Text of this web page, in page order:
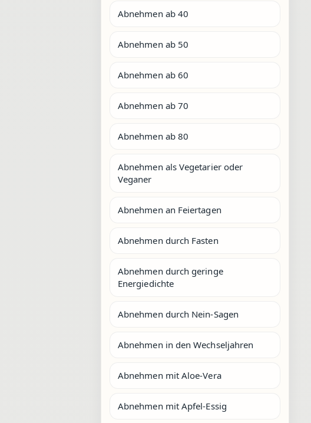
Abnehmen ab 40
Abnehmen ab 50
Abnehmen ab 60
Abnehmen ab 70
Abnehmen ab 80
Abnehmen als Vegetarier oder
Veganer
Abnehmen an Feiertagen
Abnehmen durch Fasten
Abnehmen durch geringe
Energiedichte
Abnehmen durch Nein-Sagen
Abnehmen in den Wechseljahren
Abnehmen mit Aloe-Vera
Abnehmen mit Apfel-Essig